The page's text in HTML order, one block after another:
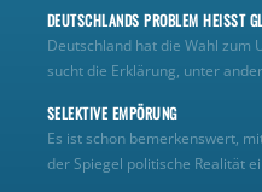
DEUTSCHLANDS PROBLEM HEISST
Deutschland hat die Wahl zum
sucht die Erklärung, unter
SELEKTIVE EMPÖRUNG
Es ist schon bemerkenswert,
der Spiegel politische Realität